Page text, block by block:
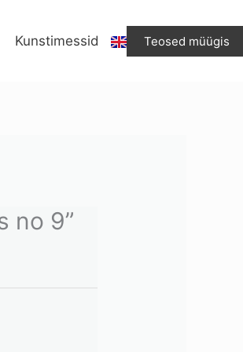
Kunstimessid Teosed müügis
no 9”